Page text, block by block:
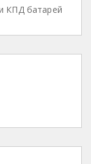
КПД батарей